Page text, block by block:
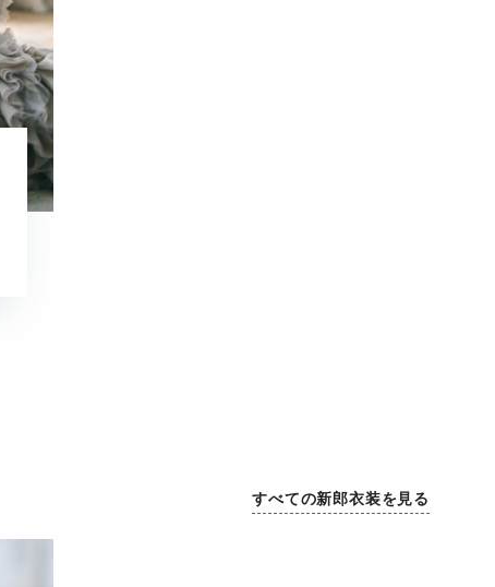
すべての新郎衣装を見る